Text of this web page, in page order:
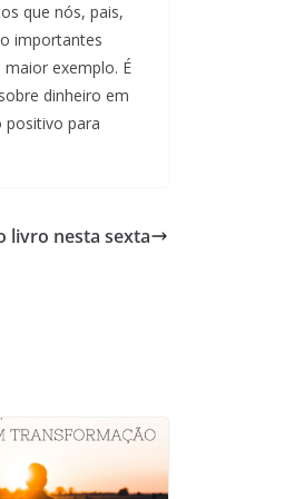
que nós, pais,
importantes
exemplo. É
dinheiro em
positivo para
livro nesta sexta